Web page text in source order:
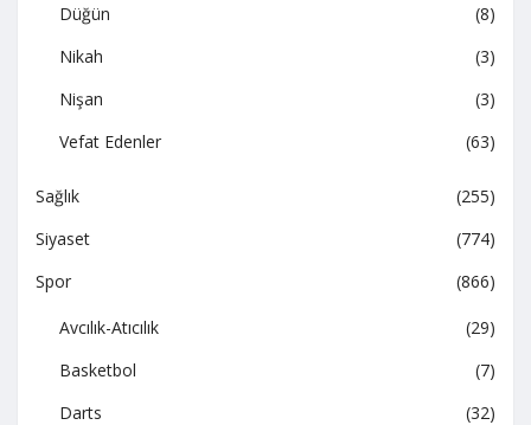
Düğün
(8)
Nikah
(3)
Nişan
(3)
Vefat Edenler
(63)
Sağlık
(255)
Siyaset
(774)
Spor
(866)
Avcılık-Atıcılık
(29)
Basketbol
(7)
Darts
(32)